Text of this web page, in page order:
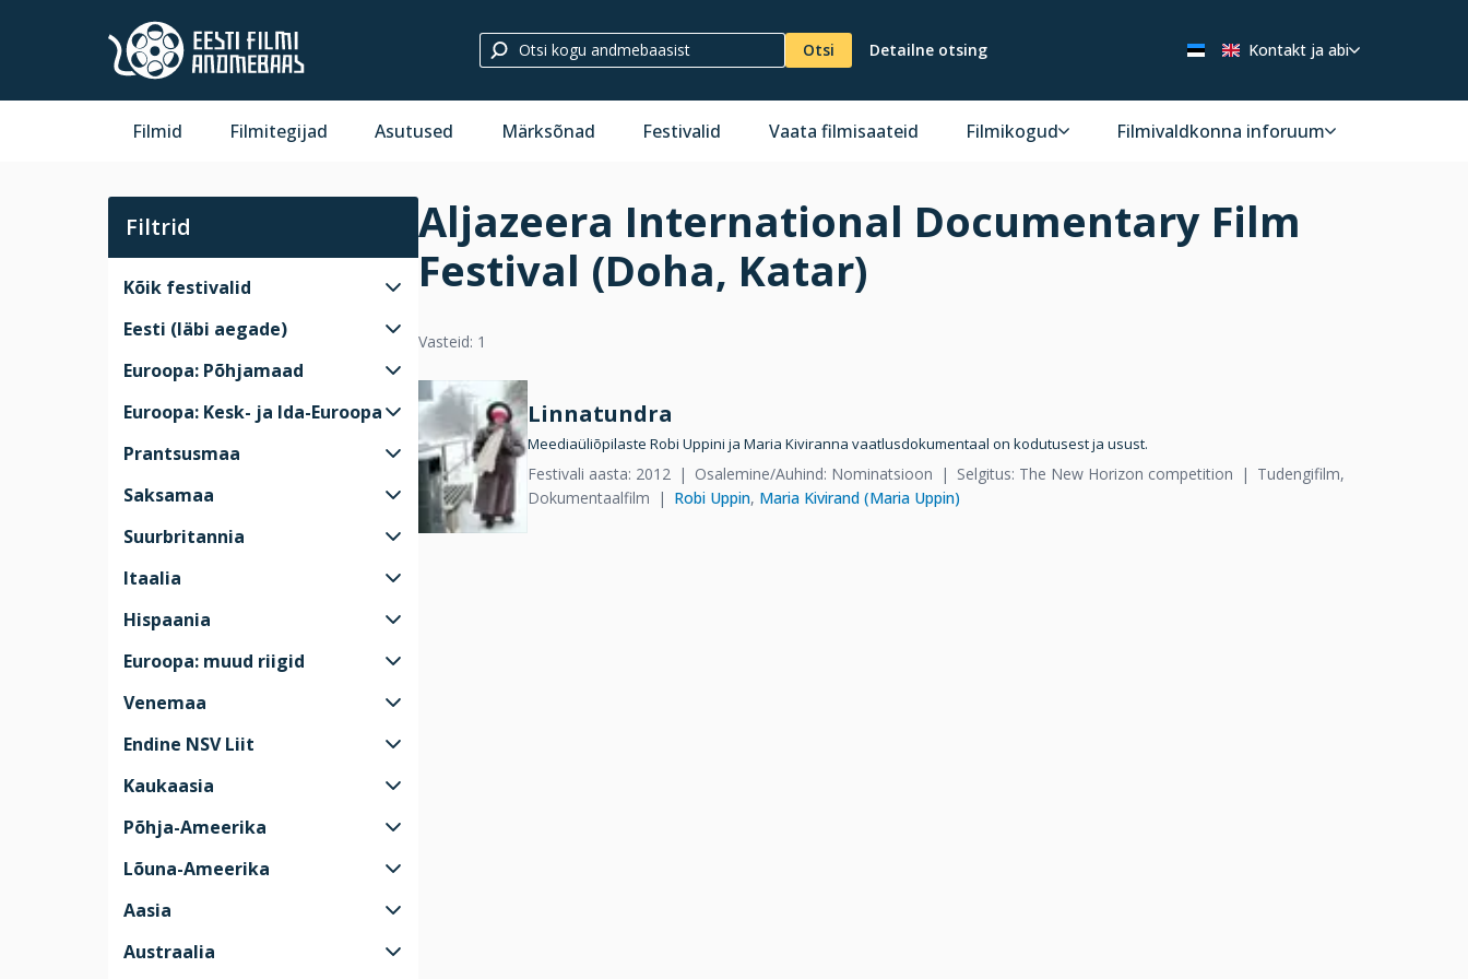
Otsi Detailne otsing Kontakt ja abi
Filmid Filmitegijad Asutused Märksõnad Festivalid Vaata filmisaateid Filmikogud Filmivaldkonna inforuum
Filtrid
Kõik festivalid
Eesti (läbi aegade)
Euroopa: Põhjamaad
Euroopa: Kesk- ja Ida-Euroopa
Prantsusmaa
Saksamaa
Suurbritannia
Itaalia
Hispaania
Euroopa: muud riigid
Venemaa
Endine NSV Liit
Kaukaasia
Põhja-Ameerika
Lõuna-Ameerika
Aasia
Austraalia
Aljazeera International Documentary Film
Festival (Doha, Katar)
Vasteid: 1
Linnatundra
Meediaüliõpilaste Robi Uppini ja Maria Kiviranna vaatlusdokumentaal on kodutusest ja usust.
Festivali aasta: 2012 Osalemine/Auhind: Nominatsioon Selgitus: The New Horizon competition
Tudengifilm,
Dokumentaalfilm
Robi Uppin, Maria Kivirand (Maria Uppin)